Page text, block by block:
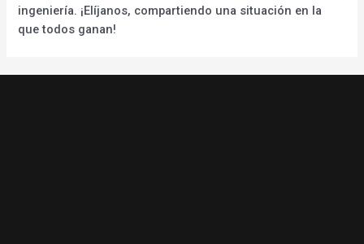
ingeniería. ¡Elíjanos, compartiendo una situación en la
que todos ganan!